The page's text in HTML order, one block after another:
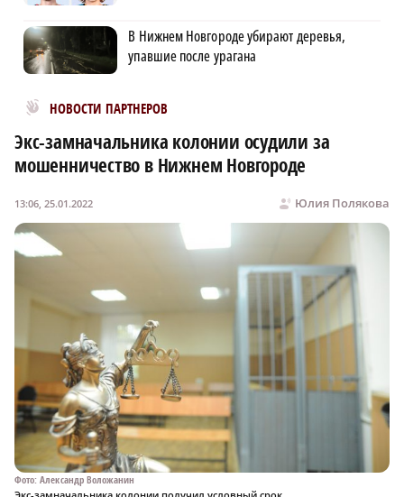
В Нижнем Новгороде убирают деревья,
упавшие после урагана
НОВОСТИ ПАРТНЕРОВ
Новости МирТесен
Экс-замначальника колонии осудили за
мошенничество в Нижнем Новгороде
Юлия Полякова
13:06, 25.01.2022
Фото: Александр Воложанин